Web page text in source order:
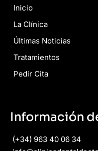
Inicio
La Clínica
Últimas Noticias
Tratamientos
Pedir Cita
Información
(+34) 963 40 06 34